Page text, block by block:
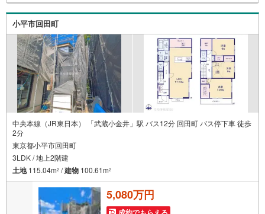
実に努めさせて頂きます。住宅情報館にお越し頂けたら、
物件のご紹介だけではなく、お住まいの疑問、不安、お家
の事ならなんでもご相談いただけます。お客様の要望をお
伺いしながら誠心誠意、全力でサポートさせて頂きます。
お客様一人一人に合わせたライフプランのご提案をさせて
いただきます。お気軽にご相談ください。
小平市回田町
中央本線（JR東日本） 「武蔵小金井」駅 バス12分 回田町 バス停下車 徒歩
2分
東京都小平市回田町
3LDK / 地上2階建
土地115.04m2 /建物 100.61m2
5,080万円